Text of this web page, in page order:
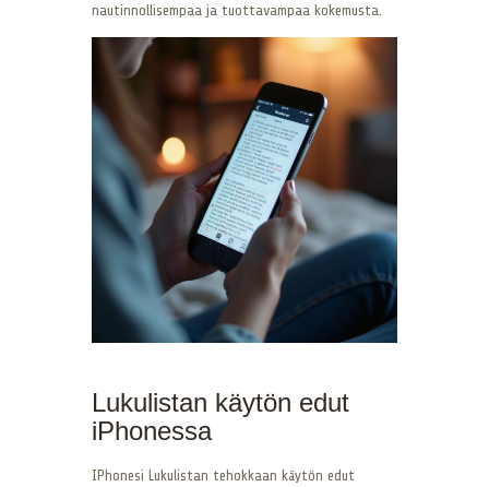
nautinnollisempaa ja tuottavampaa kokemusta.
Lukulistan käytön edut
iPhonessa
IPhonesi Lukulistan tehokkaan käytön edut